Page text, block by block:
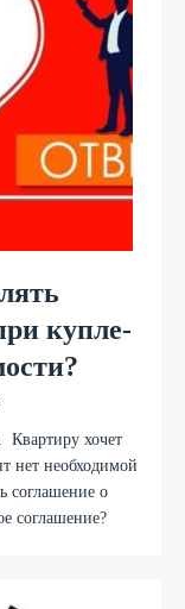
купле-
Квартиру хочет
нет необходимой
соглашение о
соглашение?